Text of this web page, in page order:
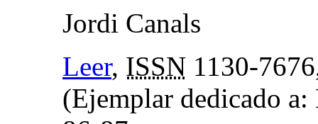
Jordi Canals
Leer, ISSN 1130-
(Ejemplar dedicado